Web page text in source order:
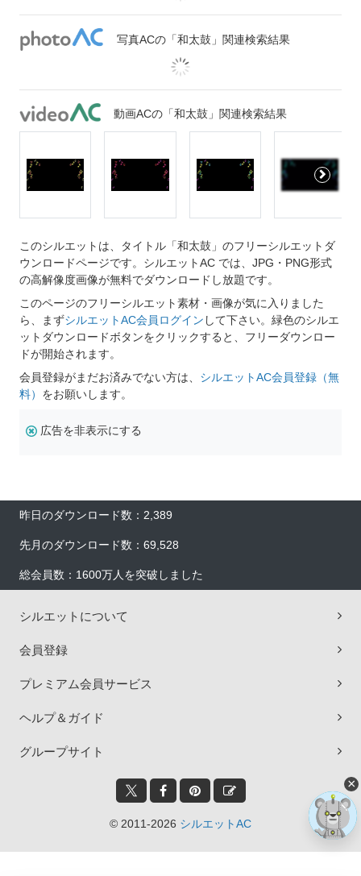
写真ACの「和太鼓」関連検索結果
動画ACの「和太鼓」関連検索結果
このシルエットは、タイトル「和太鼓」のフリーシルエットダ
ウンロードページです。シルエットAC では、JPG・PNG形式
の高解像度画像が無料でダウンロードし放題です。
このページのフリーシルエット素材・画像が気に入りました
ら、まずシルエットAC会員ログイン して下さい。緑色のシルエ
ットダウンロードボタンをクリックすると、フリーダウンロー
ドが開始されます。
会員登録がまだお済みでない方は、 シルエットAC会員登録（無
料） をお願いします。
広告を非表示にする
昨日のダウンロード数：2,389
先月のダウンロード数：69,528
総会員数：1600万人を突破しました
シルエットについて
会員登録
プレミアム会員サービス
ヘルプ＆ガイド
グループサイト
© 2011-2026 シルエットAC
×